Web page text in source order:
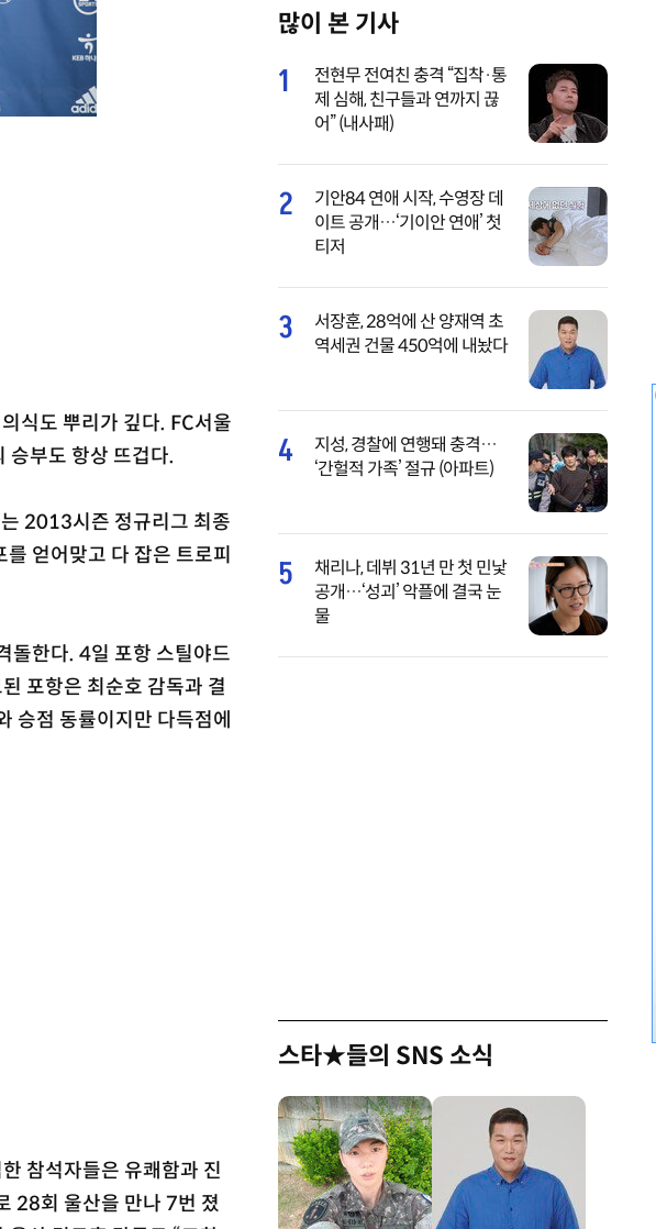
식도 뿌리가 깊다. FC서울
승부도 항상 뜨겁다.
2013시즌 정규리그 최종
얻어맞고 다 잡은 트로피
돌한다. 4일 포항 스틸야드
포항은 최순호 감독과 결
승점 동률이지만 다득점에
참석자들은 유쾌함과 진
28회 울산을 만나 7번 졌
많이 본 기사
1
전현무 전여친 충격 “집착·통
제 심해, 친구들과 연까지 끊
어” (내사패)
2
기안84 연애 시작, 수영장 데
이트 공개…‘기이안 연애’ 첫
티저
3
서장훈, 28억에 산 양재역 초
역세권 건물 450억에 내놨다
4
지성, 경찰에 연행돼 충격…
‘간헐적 가족’ 절규 (아파트)
5
채리나, 데뷔 31년 만 첫 민낯
공개…‘성괴’ 악플에 결국 눈
물
스타★들의 SNS 소식